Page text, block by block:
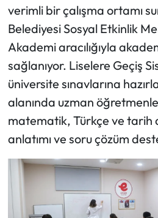
verimli bir çalışma ortamı
Belediyesi Sosyal Etkinlik
Akademi aracılığıyla
sağlanıyor. Liselere Geçiş
üniversite sınavlarına
alanında uzman
matematik, Türkçe ve tarih
anlatımı ve soru çözüm